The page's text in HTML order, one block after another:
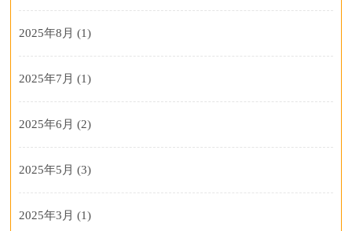
2025年8月 (1)
2025年7月 (1)
2025年6月 (2)
2025年5月 (3)
2025年3月 (1)